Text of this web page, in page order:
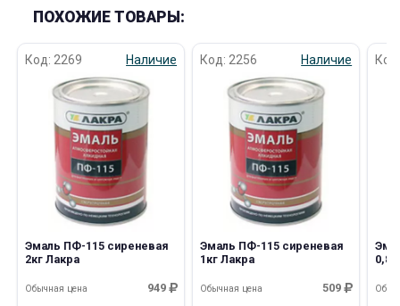
ПОХОЖИЕ ТОВАРЫ:
Код: 2269 Наличие
Эмаль ПФ-115 сиреневая
2кг Лакра
949
Обычная цена
Код: 2256 Наличие
Эмаль ПФ-115 сиреневая
1кг Лакра
509
Обычная цена